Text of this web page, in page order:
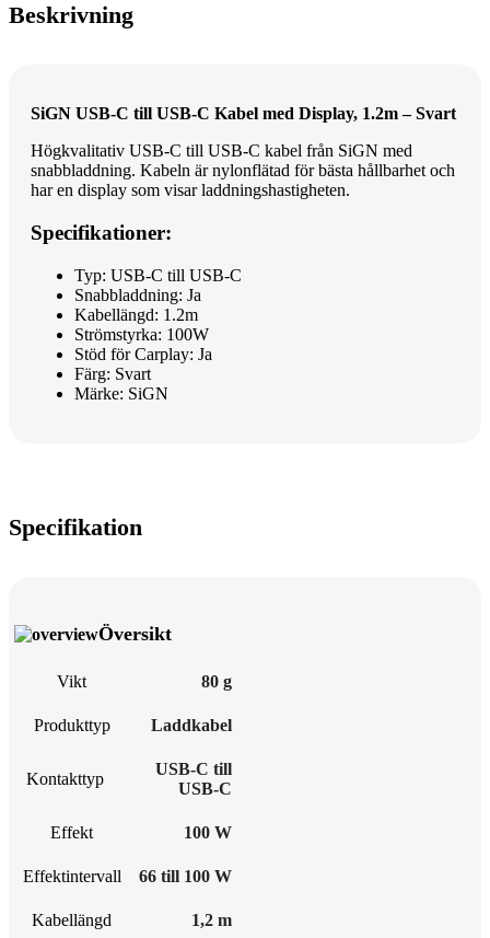
Beskrivning
SiGN USB-C till USB-C Kabel med Display, 1.2m – Svart
Högkvalitativ USB-C till USB-C kabel från SiGN med
snabbladdning. Kabeln är nylonflätad för bästa hållbarhet och
har en display som visar laddningshastigheten.
Specifikationer:
Typ: USB-C till USB-C
Snabbladdning: Ja
Kabellängd: 1.2m
Strömstyrka: 100W
Stöd för Carplay: Ja
Färg: Svart
Märke: SiGN
Specifikation
Översikt
Vikt 80 g
Produkttyp Laddkabel
Kontakttyp
USB-C till
USB-C
Effekt 100 W
Effektintervall 66 till 100 W
Kabellängd 1,2 m